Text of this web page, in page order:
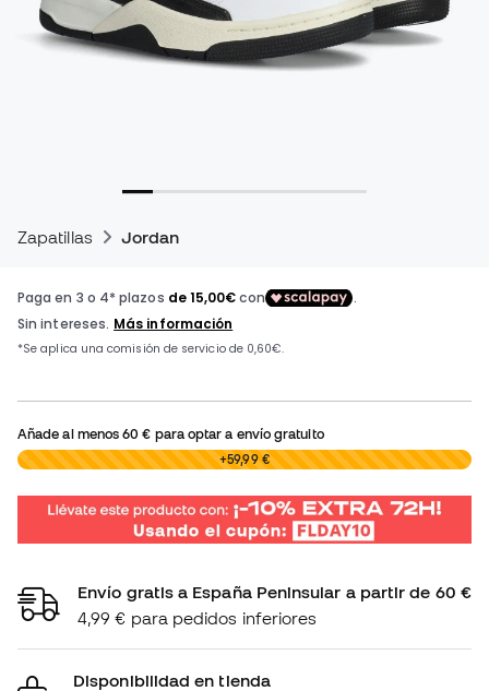
Zapatillas Jordan
Añade al menos60 € para optar a envío gratuito
0,00 € +59,99 €
Envío gratis a España Peninsular a partir de 60 €
4,99 € para pedidos inferiores
Disponibilidad en tienda